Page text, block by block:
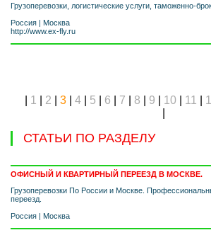
Грузоперевозки, логистические услуги, таможенно-
Россия | Москва
http://www.ex-fly.ru
1 2 3| 4| 5 6 7 8 9 10 11
СТАТЬИ ПО РАЗДЕЛУ
ОФИСНЫЙ И КВАРТИРНЫЙ ПЕРЕЕЗД В МОСКВЕ.
Грузоперевозки По России и Москве.
переезд.
Россия | Москва